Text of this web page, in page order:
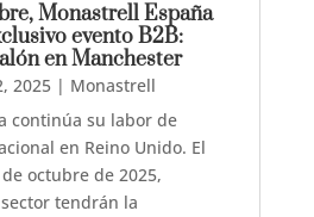
Monastrell España
evento B2B:
en Manchester
2025| Monastrell
continúa su labor de
en Reino Unido. El
octubre de 2025,
tendrán la